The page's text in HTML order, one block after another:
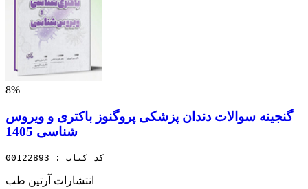
8%
گنجینه سوالات دندان پزشکی پروگنوز باکتری و ویروس
شناسی 1405
کد کتاب : 00122893
انتشارات آرتین طب